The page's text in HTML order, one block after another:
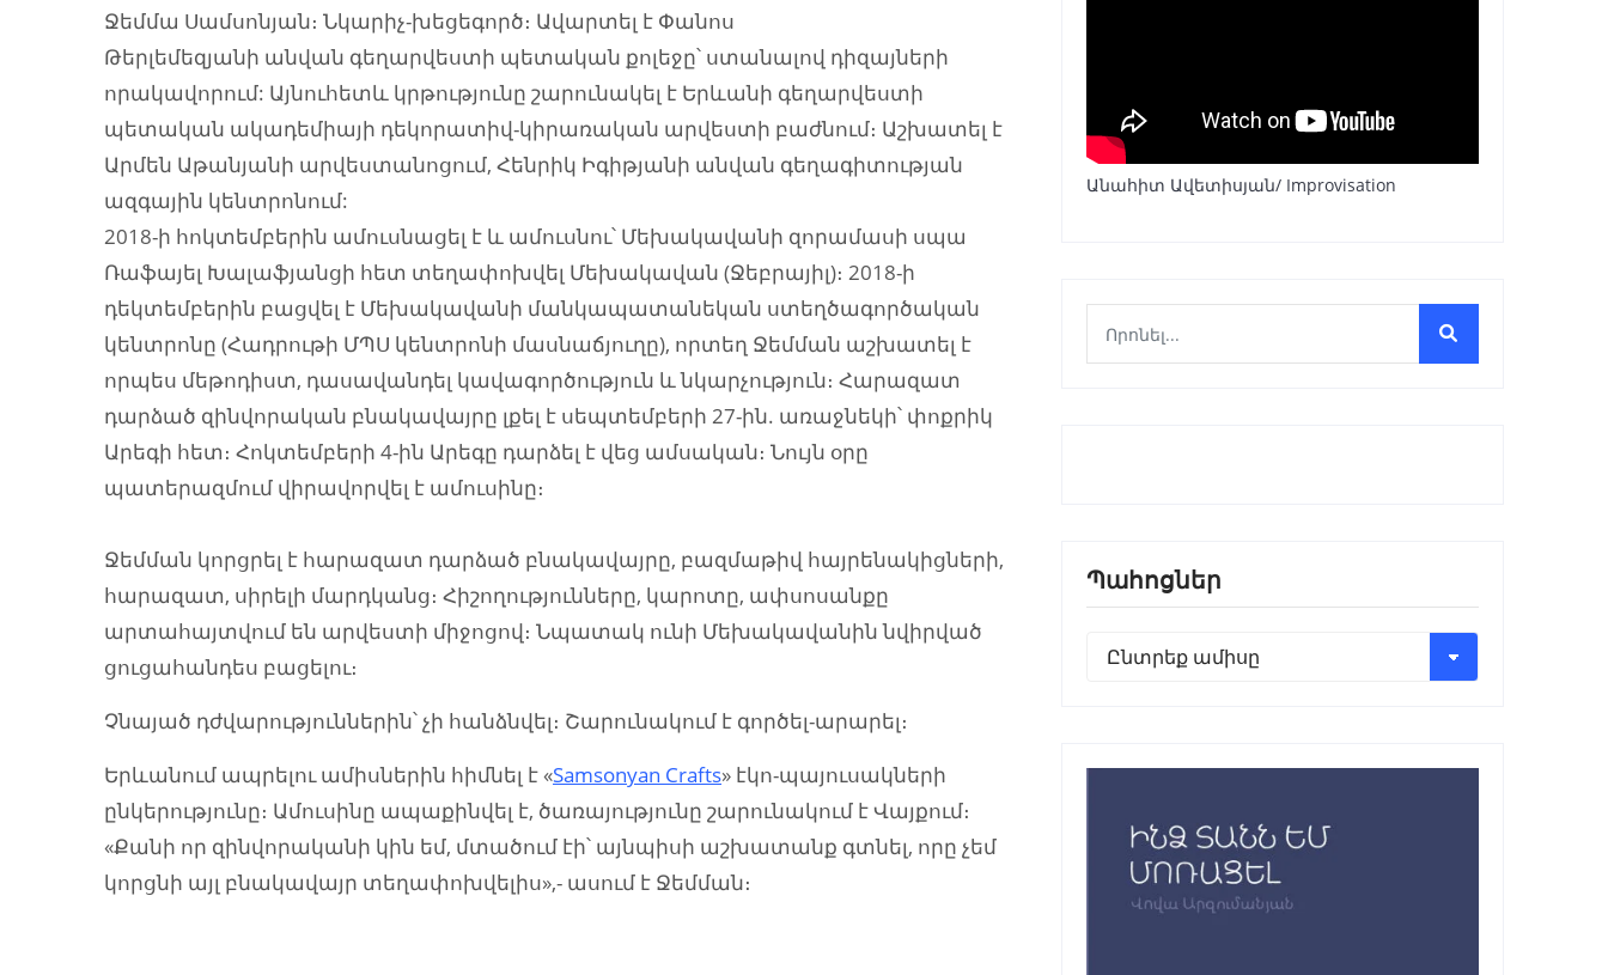
Ջեմմա Սամսոնյան։ Նկարիչ-խեցեգործ։ Ավարտել է Փանոս
Թերլեմեզյանի անվան գեղարվեստի պետական քոլեջը՝ ստանալով դիզայների
որակավորում: Այնուհետև կրթությունը շարունակել է Երևանի գեղարվեստի
պետական ակադեմիայի դեկորատիվ-կիրառական արվեստի բաժնում։ Աշխատել է
Արմեն Աթանյանի արվեստանոցում, Հենրիկ Իգիթյանի անվան գեղագիտության
ազգային կենտրոնում:
2018-ի հոկտեմբերին ամուսնացել է և ամուսնու՝ Մեխակավանի զորամասի սպա
Ռաֆայել Խալաֆյանցի հետ տեղափոխվել Մեխակավան (Ջեբրայիլ)։ 2018-ի
դեկտեմբերին բացվել է Մեխակավանի մանկապատանեկան ստեղծագործական
կենտրոնը (Հադրութի ՄՊՍ կենտրոնի մասնաճյուղը), որտեղ Ջեմման աշխատել է
որպես մեթոդիստ, դասավանդել կավագործություն և նկարչություն։ Հարազատ
դարձած զինվորական բնակավայրը լքել է սեպտեմբերի 27-ին. առաջնեկի՝ փոքրիկ
Արեգի հետ։ Հոկտեմբերի 4-ին Արեգը դարձել է վեց ամսական։ Նույն օրը
պատերազմում վիրավորվել է ամուսինը։
Ջեմման կորցրել է հարազատ դարձած բնակավայրը, բազմաթիվ հայրենակիցների,
հարազատ, սիրելի մարդկանց։ Հիշողությունները, կարոտը, ափսոսանքը
արտահայտվում են արվեստի միջոցով։ Նպատակ ունի Մեխակավանին նվիրված
ցուցահանդես բացելու։
Չնայած դժվարություններին՝ չի հանձնվել։ Շարունակում է գործել-արարել։
Երևանում ապրելու ամիսներին հիմնել է «Samsonyan Crafts» էկո-պայուսակների
ընկերությունը։ Ամուսինը ապաքինվել է, ծառայությունը շարունակում է Վայքում։
«Քանի որ զինվորականի կին եմ, մտածում էի՝ այնպիսի աշխատանք գտնել, որը չեմ
կորցնի այլ բնակավայր տեղափոխվելիս»,- ասում է Ջեմման։
Անահիտ Ավետիսյան/ Improvisation
Պահոցներ